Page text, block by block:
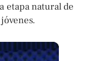
etapa natural de